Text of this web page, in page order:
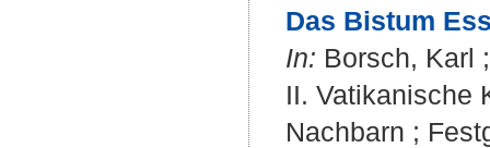
Das Bistum
In: Borsch, Karl
II. Vatikanische
Nachbarn ;